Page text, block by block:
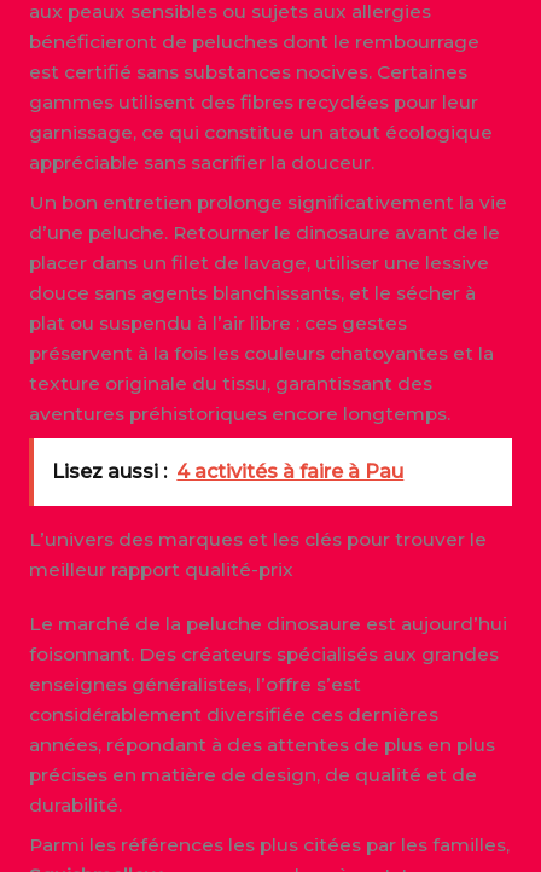
aux peaux sensibles ou sujets aux allergies
bénéficieront de peluches dont le rembourrage
est certifié sans substances nocives. Certaines
gammes utilisent des fibres recyclées pour leur
garnissage, ce qui constitue un atout écologique
appréciable sans sacrifier la douceur.
Un bon entretien prolonge significativement la vie
d’une peluche. Retourner le dinosaure avant de le
placer dans un filet de lavage, utiliser une lessive
douce sans agents blanchissants, et le sécher à
plat ou suspendu à l’air libre : ces gestes
préservent à la fois les couleurs chatoyantes et la
texture originale du tissu, garantissant des
aventures préhistoriques encore longtemps.
Lisez aussi : 4 activités à faire à Pau
L’univers des marques et les clés pour trouver le
meilleur rapport qualité-prix
Le marché de la peluche dinosaure est aujourd’hui
foisonnant. Des créateurs spécialisés aux grandes
enseignes généralistes, l’offre s’est
considérablement diversifiée ces dernières
années, répondant à des attentes de plus en plus
précises en matière de design, de qualité et de
durabilité.
Parmi les références les plus citées par les familles,